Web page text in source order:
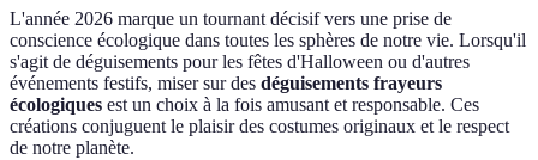
L'année 2026 marque un tournant décisif vers une prise de
conscience écologique dans toutes les sphères de notre vie. Lorsqu'il
s'agit de déguisements pour les fêtes d'Halloween ou d'autres
événements festifs, miser sur des déguisements frayeurs
écologiques est un choix à la fois amusant et responsable. Ces
créations conjuguent le plaisir des costumes originaux et le respect
de notre planète.